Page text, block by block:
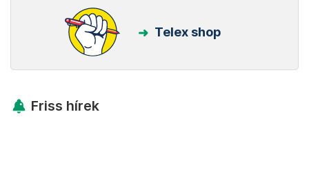
Telex shop
Friss hírek